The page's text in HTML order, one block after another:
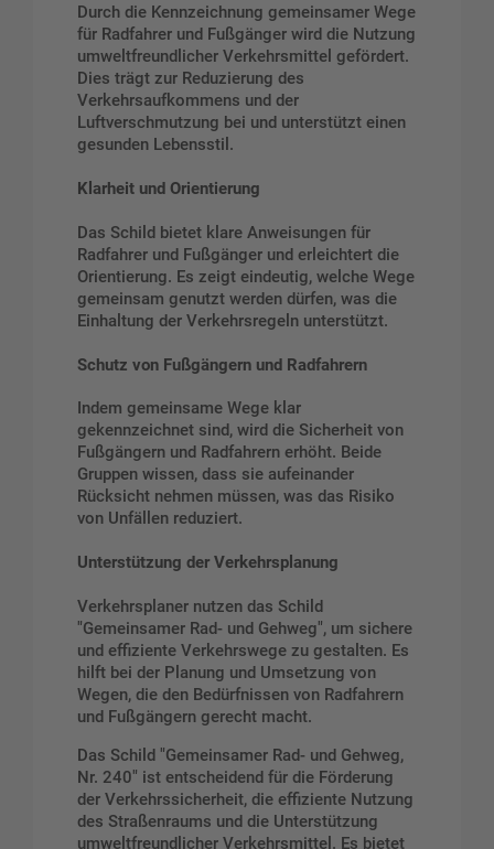
Durch die Kennzeichnung gemeinsamer Wege
für Radfahrer und Fußgänger wird die Nutzung
umweltfreundlicher Verkehrsmittel gefördert.
Dies trägt zur Reduzierung des
Verkehrsaufkommens und der
Luftverschmutzung bei und unterstützt einen
gesunden Lebensstil.
Klarheit und Orientierung
Das Schild bietet klare Anweisungen für
Radfahrer und Fußgänger und erleichtert die
Orientierung. Es zeigt eindeutig, welche Wege
gemeinsam genutzt werden dürfen, was die
Einhaltung der Verkehrsregeln unterstützt.
Schutz von Fußgängern und Radfahrern
Indem gemeinsame Wege klar
gekennzeichnet sind, wird die Sicherheit von
Fußgängern und Radfahrern erhöht. Beide
Gruppen wissen, dass sie aufeinander
Rücksicht nehmen müssen, was das Risiko
von Unfällen reduziert.
Unterstützung der Verkehrsplanung
Verkehrsplaner nutzen das Schild
"Gemeinsamer Rad- und Gehweg", um sichere
und effiziente Verkehrswege zu gestalten. Es
hilft bei der Planung und Umsetzung von
Wegen, die den Bedürfnissen von Radfahrern
und Fußgängern gerecht macht.
Das Schild "Gemeinsamer Rad- und Gehweg,
Nr. 240" ist entscheidend für die Förderung
der Verkehrssicherheit, die effiziente Nutzung
des Straßenraums und die Unterstützung
umweltfreundlicher Verkehrsmittel. Es bietet